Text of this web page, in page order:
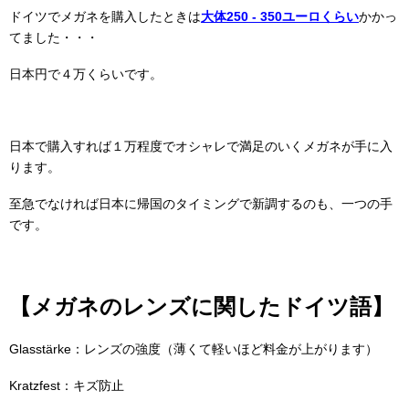
ドイツでメガネを購入したときは大体250 - 350ユーロくらいかかっ
てました・・・
日本円で４万くらいです。
日本で購入すれば１万程度でオシャレで満足のいくメガネが手に入
ります。
至急でなければ日本に帰国のタイミングで新調するのも、一つの手
です。
【メガネのレンズに関したドイツ語】
Glasstärke：レンズの強度（薄くて軽いほど料金が上がります）
Kratzfest：キズ防止